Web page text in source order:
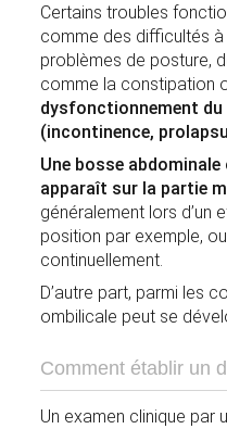
Certains troubles
comme des difficultés
problèmes de posture,
comme la constipation
dysfonctionnement du
(incontinence,
Une bosse
apparaît sur la partie
généralement lors d’un
position par exemple,
continuellement.
D’autre part, parmi les
ombilicale peut se
Comment établir un
Un examen clinique par